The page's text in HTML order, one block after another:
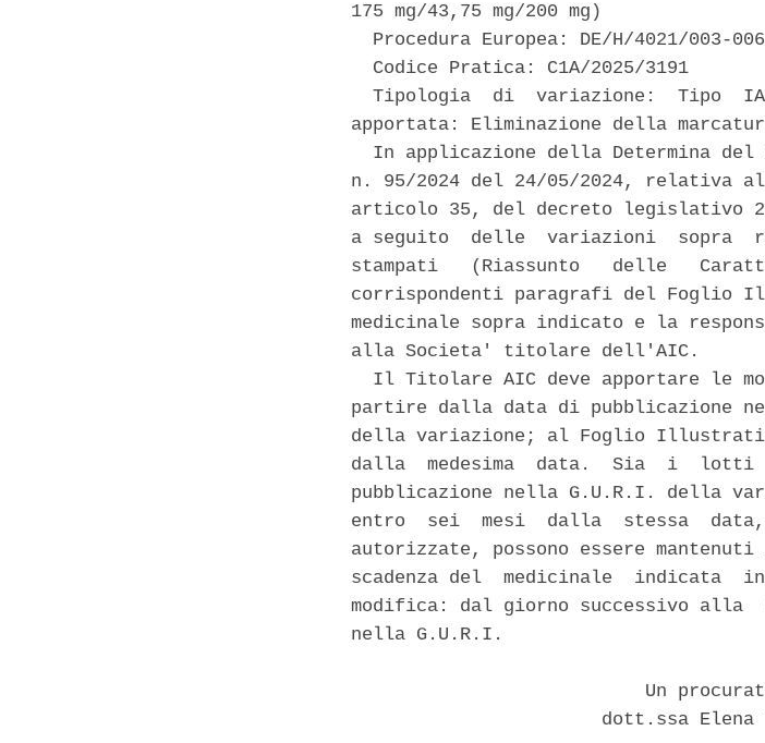
175 mg/43,75 mg/200 mg)
Procedura Europea: DE/H/4021/003-
  Codice Pratica: C1A/2025/3191
Tipologia  di  variazione:  Tipo
apportata: Eliminazione della
In applicazione della Determina
n. 95/2024 del 24/05/2024, relativa
articolo 35, del decreto legislativo
a seguito  delle  variazioni  sopra
stampati   (Riassunto   delle
corrispondenti paragrafi del Foglio
medicinale sopra indicato e la
alla Societa' titolare dell'AIC.
Il Titolare AIC deve apportare le
partire dalla data di pubblicazione
della variazione; al Foglio
dalla  medesima  data.  Sia  i
pubblicazione nella G.U.R.I. della
entro  sei  mesi  dalla  stessa
autorizzate, possono essere
scadenza del  medicinale  indicata
modifica: dal giorno successivo alla
nella G.U.R.I.
Un
dott.ssa Elena